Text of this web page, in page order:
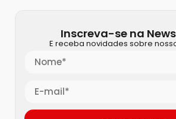
Inscreva-se na
E receba novidades sobre